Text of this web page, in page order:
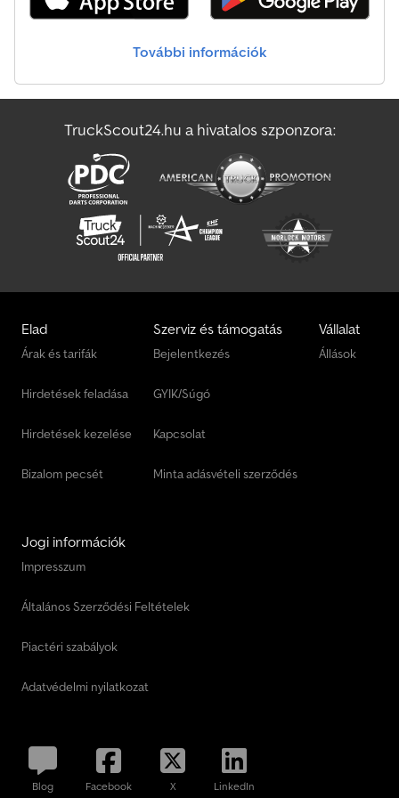
Egyéb Tartélyos Felépítmény
Egyéb Ztalajlazító Gép
Egyéb Építkezési Gép Utánfutó
Egyéb Úthenger
További információk
TruckScout24.hu a hivatalos szponzora:
Elad
Árak és tarifák
Hirdetések feladása
Hirdetések kezelése
Bizalom pecsét
Szerviz és támogatás
Bejelentkezés
GYIK/Súgó
Kapcsolat
Minta adásvételi szerződés
Vállalat
Állások
Jogi információk
Impresszum
Általános Szerződési Feltételek
Piactéri szabályok
Adatvédelmi nyilatkozat
Blog Facebook X LinkedIn